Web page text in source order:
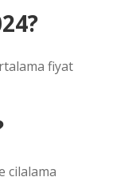
fiyat
cilalama